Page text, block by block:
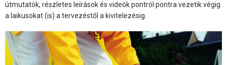
útmutatók, részletes leírások és videók pontról pontra vezetik végig
a laikusokat (is) a tervezéstől a kivitelezésig.